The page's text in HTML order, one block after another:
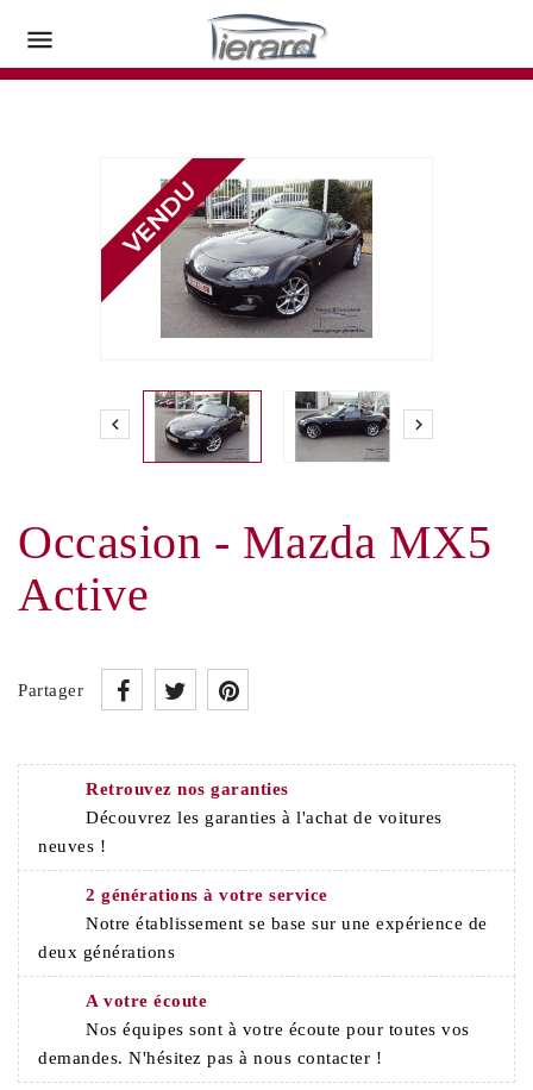

 
Occasion - Mazda MX5
Active
Partager
Retrouvez nos garanties
Découvrez les garanties à l'achat de voitures
neuves !
2 générations à votre service
Notre établissement se base sur une expérience de
deux générations
A votre écoute
Nos équipes sont à votre écoute pour toutes vos
demandes. N'hésitez pas à nous contacter !